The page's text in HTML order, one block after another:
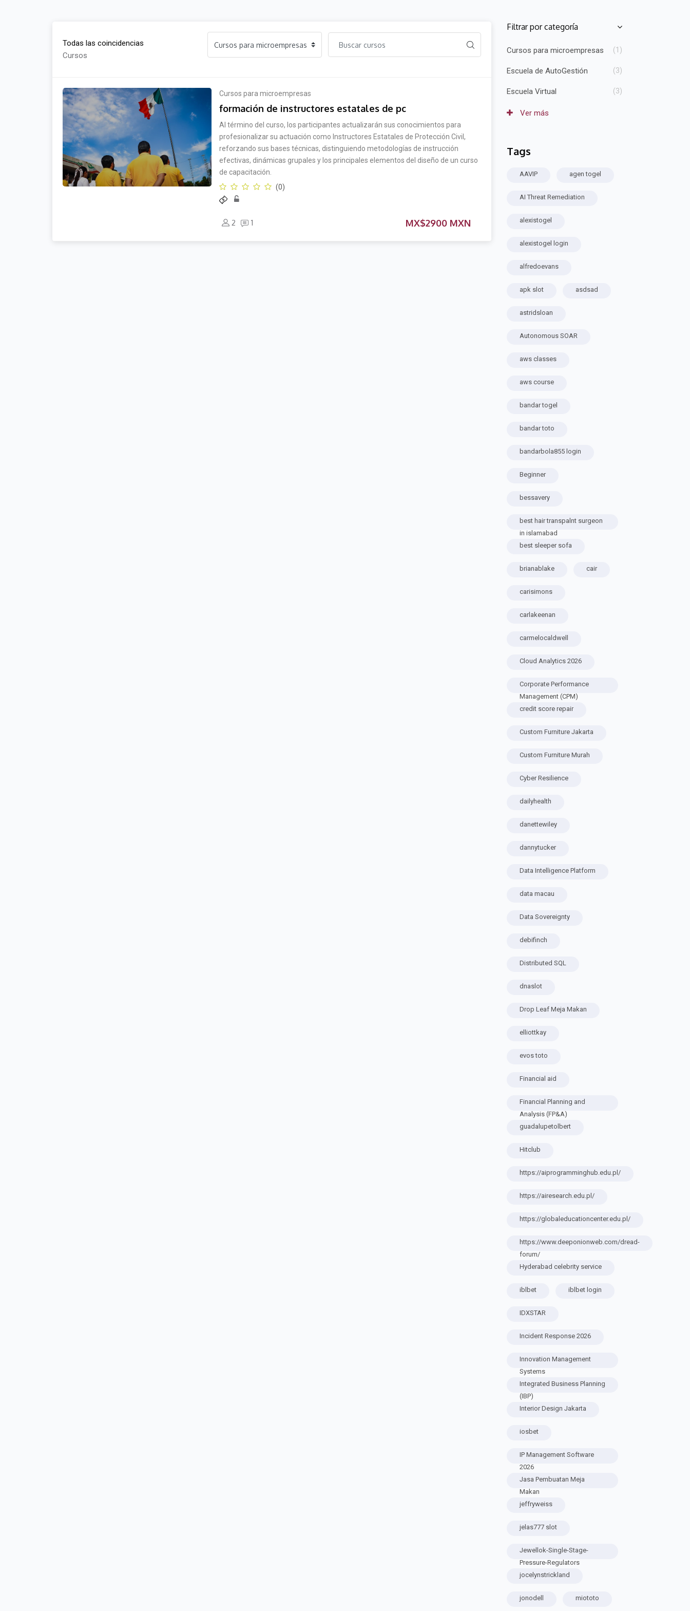
Todas las coincidencias
Cursos
Cursos para microempresas
formación de instructores estatales de pc
Al término del curso, los participantes actualizarán sus conocimientos para
profesionalizar su actuación como Instructores Estatales de Protección Civil,
reforzando sus bases técnicas, distinguiendo metodologías de instrucción
efectivas, dinámicas grupales y los principales elementos del diseño de un curso
de capacitación.
(0)
2 1 MX$2900 MXN
Salta [Cocoon] Course Categories List
Filtrar por categoría
Cursos para microempresas (1)
Escuela de AutoGestión (3)
Escuela Virtual (3)
Ver más
Salta Etiquetas
Tags
AAVIP agen togel
AI Threat Remediation
alexistogel
alexistogel login
alfredoevans
apk slot asdsad
astridsloan
Autonomous SOAR
aws classes
aws course
bandar togel
bandar toto
bandarbola855 login
Beginner
bessavery
best hair transpalnt surgeon
in islamabad
best sleeper sofa
brianablake cair
carisimons
carlakeenan
carmelocaldwell
Cloud Analytics 2026
Corporate Performance
Management (CPM)
credit score repair
Custom Furniture Jakarta
Custom Furniture Murah
Cyber Resilience
dailyhealth
danettewiley
dannytucker
Data Intelligence Platform
data macau
Data Sovereignty
debifinch
Distributed SQL
dnaslot
Drop Leaf Meja Makan
elliottkay
evos toto
Financial aid
Financial Planning and
Analysis (FP&A)
guadalupetolbert
Hitclub
https://aiprogramminghub.edu.pl/
https://airesearch.edu.pl/
https://globaleducationcenter.edu.pl/
https://www.deeponionweb.com/dread-
forum/
Hyderabad celebrity service
iblbet iblbet login
IDXSTAR
Incident Response 2026
Innovation Management
Systems
Integrated Business Planning
(IBP)
Interior Design Jakarta
iosbet
IP Management Software
2026
Jasa Pembuatan Meja
Makan
jeffryweiss
jelas777 slot
Jewellok-Single-Stage-
Pressure-Regulators
jocelynstrickland
jonodell miototo